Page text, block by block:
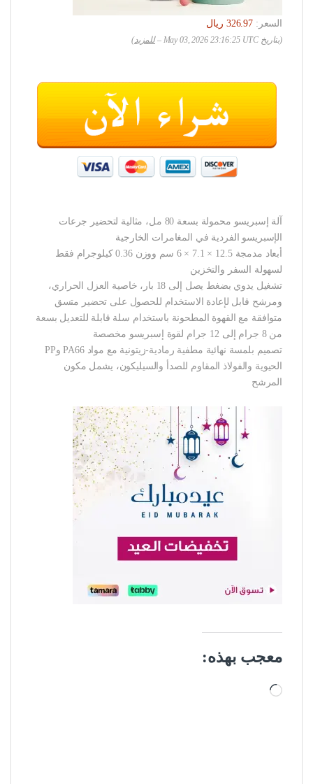
السعر:
‏326.97 ريال
(بتاريخ May 03, 2026 23:16:25 UTC – للمزيد)
آلة إسبريسو محمولة بسعة 80 مل، مثالية لتحضير جرعات
الإسبريسو الفردية في المغامرات الخارجية
أبعاد مدمجة 12.5 × 7.1 × 6 سم ووزن 0.36 كيلوجرام فقط
لسهولة السفر والتخزين
تشغيل يدوي بضغط يصل إلى 18 بار، خاصية العزل الحراري،
ومرشح قابل لإعادة الاستخدام للحصول على تحضير متسق
متوافقة مع القهوة المطحونة باستخدام سلة قابلة للتعديل بسعة
من 8 جرام إلى 12 جرام لقوة إسبريسو مخصصة
تصميم بلمسة نهائية مطفية رمادية-زيتونية مع مواد PA66 وPP
الحيوية والفولاذ المقاوم للصدأ والسيليكون، يشمل مكون
المرشح
معجب بهذه:
جاري التحميل…